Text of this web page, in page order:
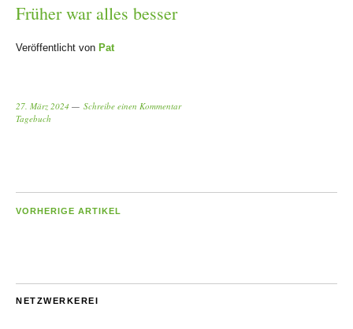
Früher war alles besser
Veröffentlicht von Pat
27. März 2024
Schreibe einen Kommentar
Tagebuch
VORHERIGE ARTIKEL
NETZWERKEREI